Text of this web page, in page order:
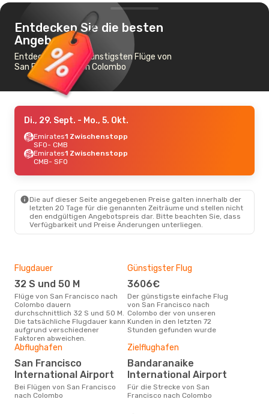
Entdecken Sie die besten
Angebote
Entdecken Sie die günstigsten Flüge von
San Francisco nach Colombo
Di., 29. Sept. - Mo., 5. Okt.
Emirates1 Zwischenstopp
SFO- CMB
Emirates1 Zwischenstopp
CMB- SFO
Die auf dieser Seite angegebenen Preise galten innerhalb der
letzten 20 Tage für die genannten Zeiträume und stellen nicht
den endgültigen Angebotspreis dar. Bitte beachten Sie, dass
Verfügbarkeit und Preise Änderungen unterliegen.
Flugdauer
32 S und 50 M
Flüge von San Francisco nach
Colombo dauern
durchschnittlich 32 S und 50 M.
Die tatsächliche Flugdauer kann
aufgrund verschiedener
Faktoren abweichen.
Günstigster Flug
3606€
Der günstigste einfache Flug
von San Francisco nach
Colombo der von unseren
Kunden in den letzten 72
Stunden gefunden wurde
Abflughafen
San Francisco
International Airport
Bei Flügen von San Francisco
nach Colombo
Zielflughafen
Bandaranaike
International Airport
Für die Strecke von San
Francisco nach Colombo